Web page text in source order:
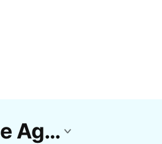
Modelos Gratuitos De Dia Do Cachorro 26 De Agosto Da CapCut